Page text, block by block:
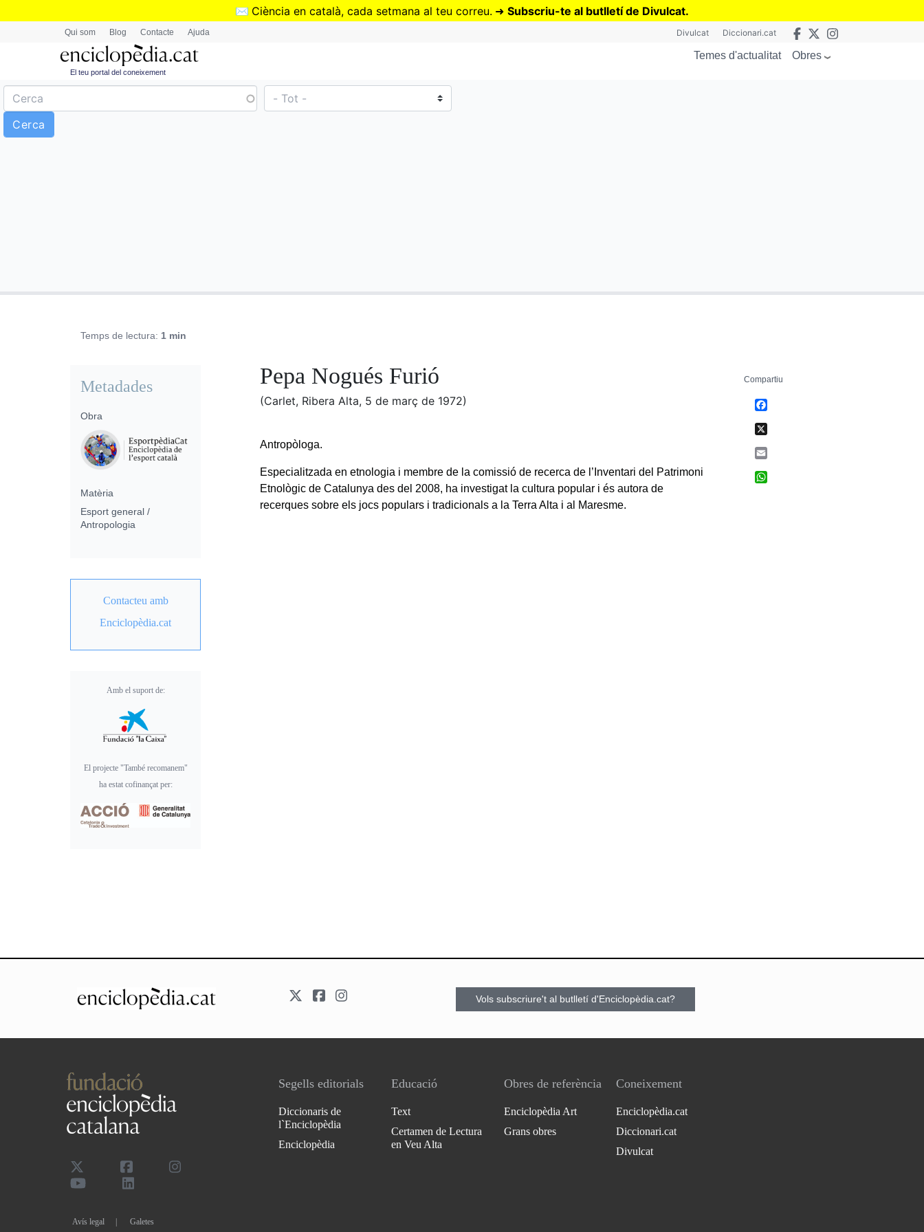
Vés
✉️ Ciència en català, cada setmana al teu correu. ➜ Subscriu-te al butlletí de Divulcat.
Qui som Blog Contacte Ajuda Divulcat Diccionari.cat
El teu portal del coneixement
Temes d'actualitat Obres
Temps de lectura: 1 min
Pepa Nogués Furió
(Carlet, Ribera Alta, 5 de març de 1972)
Antropòloga.
Especialitzada en etnologia i membre de la comissió de recerca de l’Inventari del Patrimoni
Etnològic de Catalunya des del 2008, ha investigat la cultura popular i és autora de
recerques sobre els jocs populars i tradicionals a la Terra Alta i al Maresme.
Metadades
Obra
Matèria
Esport general /
Antropologia
Contacteu amb
Enciclopèdia.cat
Amb el suport de:
El projecte "També recomanem"
ha estat cofinançat per:
Compartiu
Vols subscriure't al butlletí d'Enciclopèdia.cat?
Avís legal Galetes
Segells editorials
Diccionaris de
l`Enciclopèdia
Enciclopèdia
Educació
Text
Certamen de Lectura
en Veu Alta
Obres de referència
Enciclopèdia Art
Grans obres
Coneixement
Enciclopèdia.cat
Diccionari.cat
Divulcat